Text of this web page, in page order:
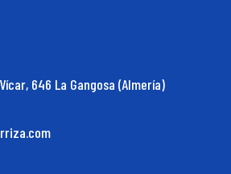
646 La Gangosa (Almería)